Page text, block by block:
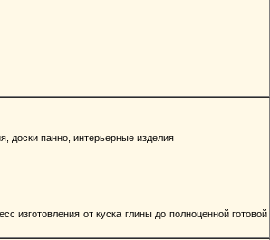
доски панно, интерьерные изделия
изготовления от куска глины до полноценной готовой